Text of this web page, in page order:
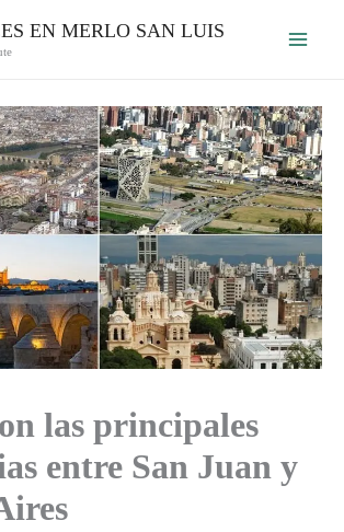
EN MERLO SAN LUIS
las principales
entre San Juan y